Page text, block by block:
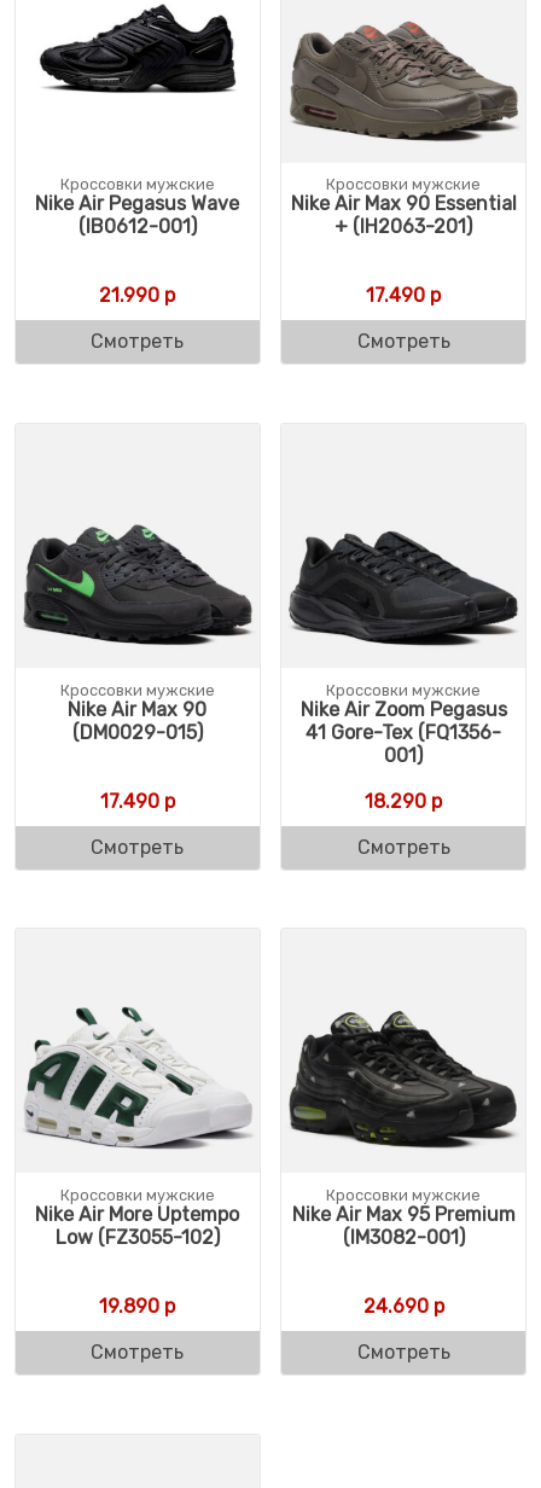
Кроссовки мужские
Nike Air Pegasus Wave
(IB0612-001)
21.990 р
Смотреть
Кроссовки мужские
Nike Air Max 90 Essential
+ (IH2063-201)
17.490 р
Смотреть
Кроссовки мужские
Nike Air Max 90
(DM0029-015)
17.490р
Смотреть
Кроссовки мужские
Nike Air Zoom Pegasus
41 Gore-Tex (FQ1356-
001)
18.290 р
Смотреть
Кроссовки мужские
Nike Air More Uptempo
Low (FZ3055-102)
19.890 р
Смотреть
Кроссовки мужские
Nike Air Max 95 Premium
(IM3082-001)
24.690р
Смотреть